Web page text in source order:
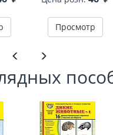
ВД-
(двухсторонний, ВД-
лак)
Просмотр